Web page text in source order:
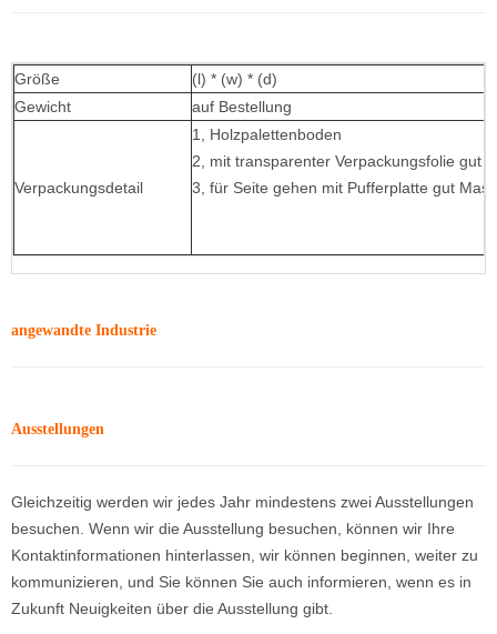
Größe
(l) * (w) * (d)
Gewicht
auf Bestellung
Verpackungsdetail
1, Holzpalettenboden
2, mit transparenter Verpackungsfolie gut
3, für Seite gehen mit Pufferplatte gut
angewandte Industrie
Ausstellungen
Gleichzeitig werden wir jedes Jahr mindestens zwei Ausstellungen
besuchen. Wenn wir die Ausstellung besuchen, können wir Ihre
Kontaktinformationen hinterlassen, wir können beginnen, weiter zu
kommunizieren, und Sie können Sie auch informieren, wenn es in
Zukunft Neuigkeiten über die Ausstellung gibt.